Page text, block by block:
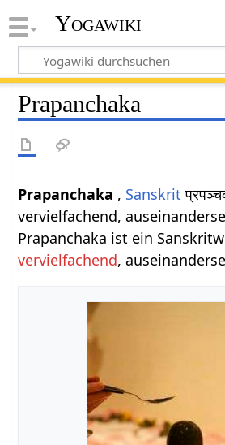
Yogawiki
Prapanchaka
Prapanchaka , Sanskrit
vervielfachend,
Prapanchaka ist ein
vervielfachend,